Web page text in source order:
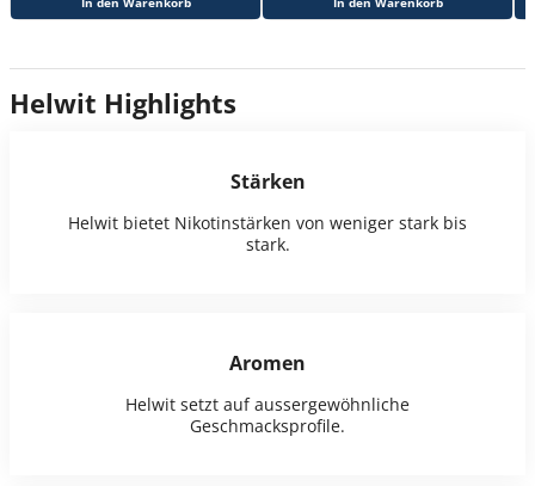
Helwit Highlights
Stärken
Helwit bietet Nikotinstärken von weniger stark bis
stark.
Aromen
Helwit setzt auf aussergewöhnliche
Geschmacksprofile.